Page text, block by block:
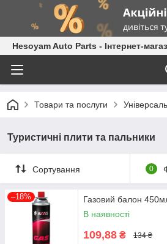
Hesoyam Auto Parts - Інтернет-
Товари та послуги
Туристичні плити та пальники
Сортування 0
–18%
Газовий балон
В наявності
109,88 ₴ 134 ₴